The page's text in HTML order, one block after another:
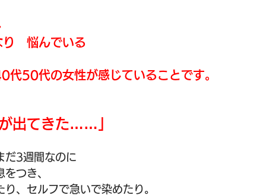
り　悩んでいる
代50代の女性が感じていることです。
出てきた……」
だ3週間なのに
つき、
、セルフで急いで染めたり。